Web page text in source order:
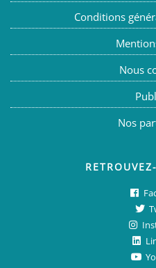
Conditions
Nous
Nos